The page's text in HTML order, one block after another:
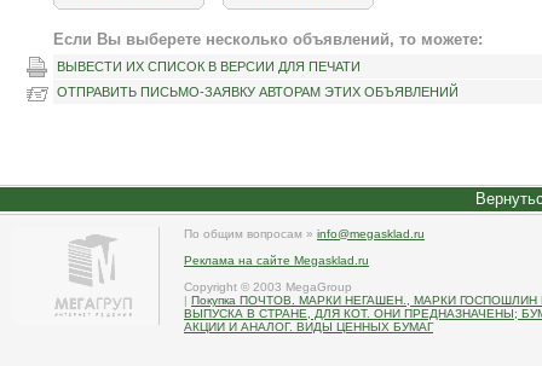
Если Вы выберете несколько объявлений, то можете:
ВЫВЕСТИ ИХ СПИСОК В ВЕРСИИ ДЛЯ ПЕЧАТИ
ОТПРАВИТЬ ПИСЬМО-ЗАЯВКУ АВТОРАМ ЭТИХ ОБЪЯВЛЕНИЙ
По общим вопросам » info@megasklad.ru
Реклама на сайте Megasklad.ru
Copyright © 2003 MegaGroup
| Покупка ПОЧТОВ. МАРКИ НЕГАШЕН., МАРКИ
ВЫПУСКА В СТРАНЕ, ДЛЯ КОТ. ОНИ ПРЕДНАЗНАЧЕНЫ;
АКЦИИ И АНАЛОГ. ВИДЫ ЦЕННЫХ БУМАГ